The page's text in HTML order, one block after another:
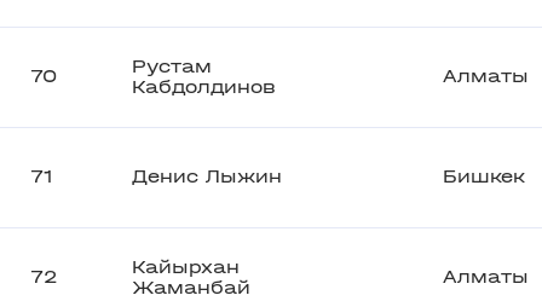
70
Рустам
Кабдолдинов
Алматы
71 Денис Лыжин Бишкек
72
Кайырхан
Жаманбай
Алматы